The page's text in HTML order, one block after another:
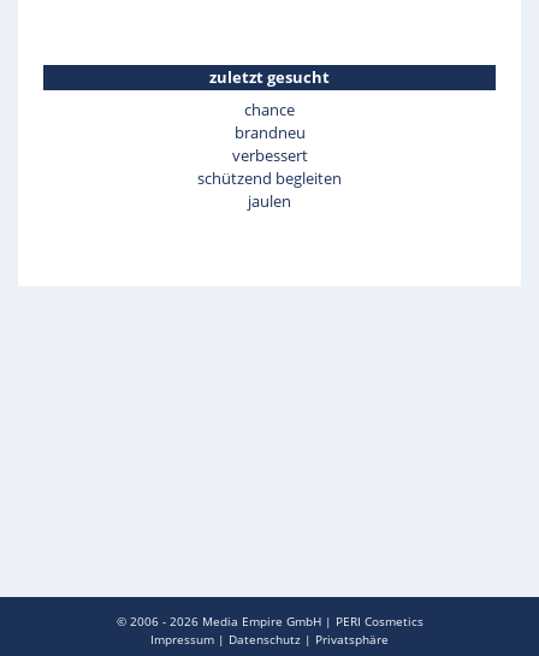
zuletzt gesucht
chance
brandneu
verbessert
schützend begleiten
jaulen
© 2006 - 2026 Media Empire GmbH| PERI Cosmetics
Impressum | Datenschutz | Privatsphäre